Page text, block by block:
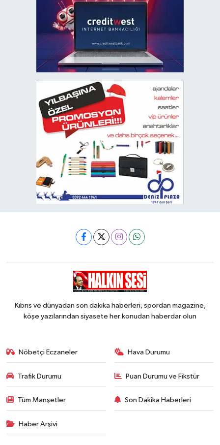
Kıbrıs ve dünyadan son dakika haberleri, spordan magazine,
köşe yazılarından siyasete her konudan haberdar olun
Nöbetçi Eczaneler Hava Durumu
Trafik Durumu Puan Durumu ve Fikstür
Tüm Manşetler Son Dakika Haberleri
Haber Arşivi